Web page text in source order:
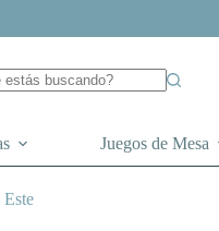
Juegos de Mesa